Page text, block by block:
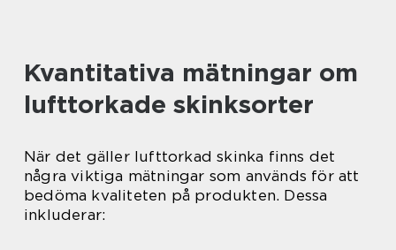
Kvantitativa mätningar om
lufttorkade skinksorter
När det gäller lufttorkad skinka finns det
några viktiga mätningar som används för att
bedöma kvaliteten på produkten. Dessa
inkluderar: